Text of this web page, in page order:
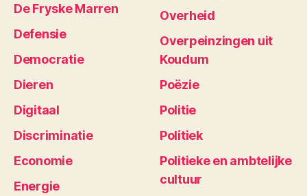
De Fryske Marren
Defensie
Democratie
Dieren
Digitaal
Discriminatie
Economie
Energie
Overheid
Overpeinzingen uit
Koudum
Poëzie
Politie
Politiek
Politieke en ambtelijke
cultuur